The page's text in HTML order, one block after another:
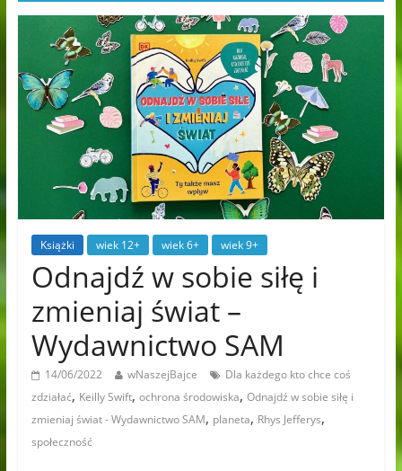
Książki wiek 12+ wiek 6+ wiek 9+
Odnajdź w sobie siłę i
zmieniaj świat –
Wydawnictwo SAM
14/06/2022 wNaszejBajce
Dla każdego kto chce coś
zdziałać, Keilly Swift, ochrona środowiska, Odnajdź w sobie siłę i
zmieniaj świat - Wydawnictwo SAM, planeta, Rhys Jefferys,
społeczność